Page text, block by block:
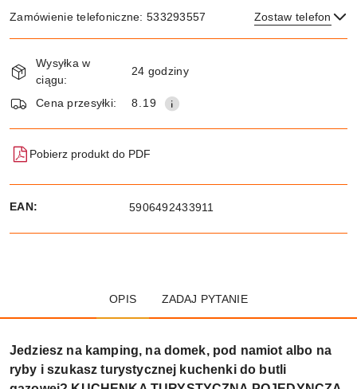
Zamówienie telefoniczne: 533293557 Zostaw telefon
Dostępność
i
dostawa
Wysyłka w
ciągu:
24 godziny
Cena przesyłki: 8.19
Pobierz produkt do PDF
EAN: 5906492433911
OPIS ZADAJ PYTANIE
Jedziesz na kamping, na domek, pod namiot albo na
ryby i szukasz turystycznej kuchenki do butli